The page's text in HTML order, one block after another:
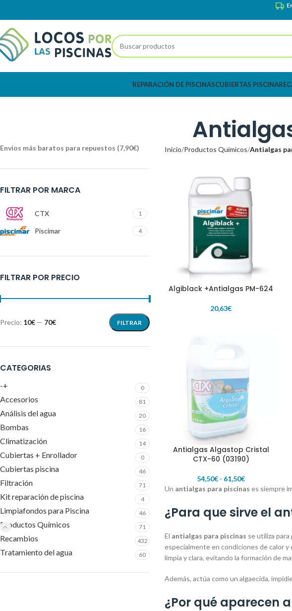
REPARACIÓN DE PISCINASCUBIERTAS PISCINA
Envíos más baratos para repuestos (7,90€)
FILTRAR POR MARCA
CTX 1
Piscimar 4
FILTRAR POR PRECIO
FILTRAR
Precio: 10€ — 70€
CATEGORIAS
-+ 0
Accesorios 81
Análisis del agua 20
Bombas 16
Climatización 14
Cubiertas + Enrollador 0
Cubiertas piscina 46
Filtración 71
Kit reparación de piscina 4
Limpiafondos para Piscina 46
Productos Químicos 71
Recambios 432
Tratamiento del agua 60
Inicio Productos Químicos Antialgas
AÑADIR AL CARRITO
Algiblack +Antialgas PM-624
20,63€
SELECCIONAR OPCIONES
Antialgas Algastop Cristal
CTX-60 (03190)
54,50€ - 61,50€
Un antialgas para piscinas es siempre
¿Para que sirve el
El antialgas para piscinas se utiliza
especialmente en condiciones de calor y
limpia y clara, evitando la formación de
Además, actúa como un algaecida,
¿Por qué aparecen